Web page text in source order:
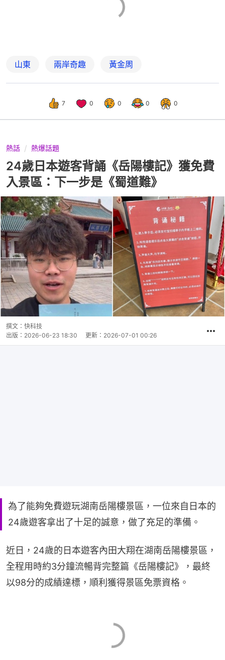
山東 兩岸奇趣 黃金周
7 0 0 0 0
熱話 熱爆話題
24歲日本遊客背誦《岳陽樓記》獲免費
入景區：下一步是《蜀道難》
撰文： 快科技
出版： 2026-06-23 18:30 更新： 2026-07-01 00:26
為了能夠免費遊玩湖南岳陽樓景區，一位來自日本的
24歲遊客拿出了十足的誠意，做了充足的準備。
近日，24歲的日本遊客內田大翔在湖南岳陽樓景區，
全程用時約3分鐘流暢背完整篇《岳陽樓記》，最終
以98分的成績達標，順利獲得景區免票資格。